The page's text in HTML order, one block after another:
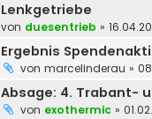
Lenkgetriebe
von duesentrieb »
Ergebnis
von marcelinderau »
Absage: 4. Trabant-
von exothermic »